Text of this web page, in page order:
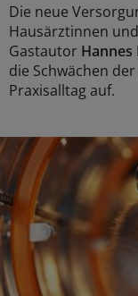
Die neue
Hausärztinnen
Gastautor Hannes
die Schwächen
Praxisalltag auf.